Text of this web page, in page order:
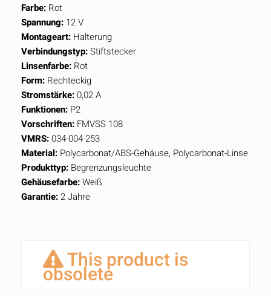
Farbe: Rot
Spannung: 12 V
Montageart: Halterung
Verbindungstyp:Stiftstecker
Linsenfarbe: Rot
Form: Rechteckig
Stromstärke:0,02 A
Funktionen: P2
Vorschriften: FMVSS 108
VMRS:034-004-253
Material: Polycarbonat/ABS-Gehäuse, Polycarbonat-Linse
Produkttyp: Begrenzungsleuchte
Gehäusefarbe:Weiß
Garantie:2 Jahre
This product is
obsolete